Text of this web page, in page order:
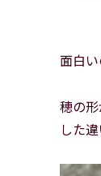
面白
穂の
した違